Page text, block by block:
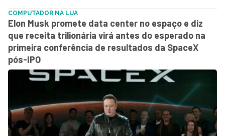
COMPUTADOR NA LUA
Elon Musk promete data center no espaço e diz
que receita trilionária virá antes do esperado na
primeira conferência de resultados da SpaceX
pós-IPO